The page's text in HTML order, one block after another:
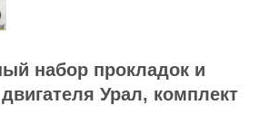
набор прокладок и
Урал, комплект